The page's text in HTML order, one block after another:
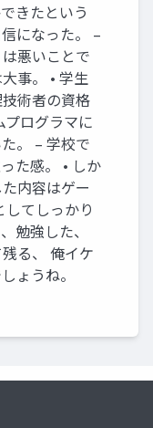
きたという
になった。 –
悪いことで
事。 • 学生
術者の資格
ログラマに
。 – 学校で
た感。 • しか
内容はゲー
てしっかり
勉強した、
る、 俺イケ
ょうね。